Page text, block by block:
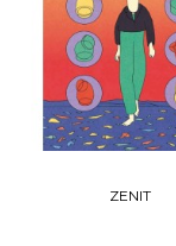
ZENIT